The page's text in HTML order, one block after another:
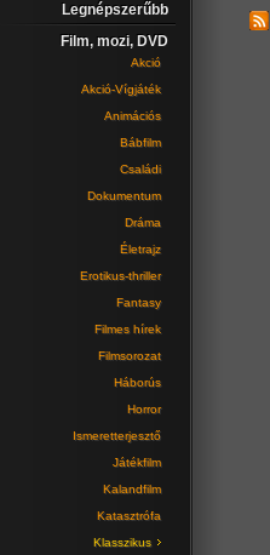
Legnépszerűbb
Film, mozi, DVD
Akció
Akció-Vígjáték
Animációs
Bábfilm
Családi
Dokumentum
Dráma
Életrajz
Erotikus-thriller
Fantasy
Filmes hírek
Filmsorozat
Háborús
Horror
Ismeretterjesztő
Játékfilm
Kalandfilm
Katasztrófa
Klasszikus